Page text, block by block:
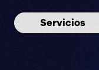
Servicios